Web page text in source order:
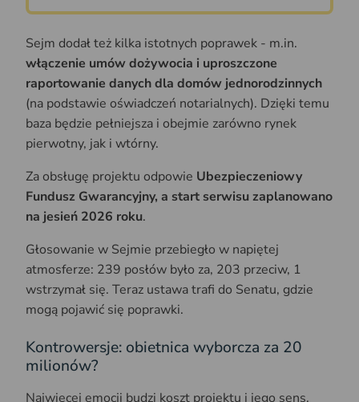
Sejm dodał też kilka istotnych poprawek - m.in.
włączenie umów dożywocia i uproszczone
raportowanie danych dla domów jednorodzinnych
(na podstawie oświadczeń notarialnych). Dzięki temu
baza będzie pełniejsza i obejmie zarówno rynek
pierwotny, jak i wtórny.
Za obsługę projektu odpowie Ubezpieczeniowy
Fundusz Gwarancyjny, a start serwisu zaplanowano
na jesień 2026 roku.
Głosowanie w Sejmie przebiegło w napiętej
atmosferze: 239 posłów było za, 203 przeciw, 1
wstrzymał się. Teraz ustawa trafi do Senatu, gdzie
mogą pojawić się poprawki.
Kontrowersje: obietnica wyborcza za 20
milionów?
Najwięcej emocji budzi koszt projektu i jego sens.